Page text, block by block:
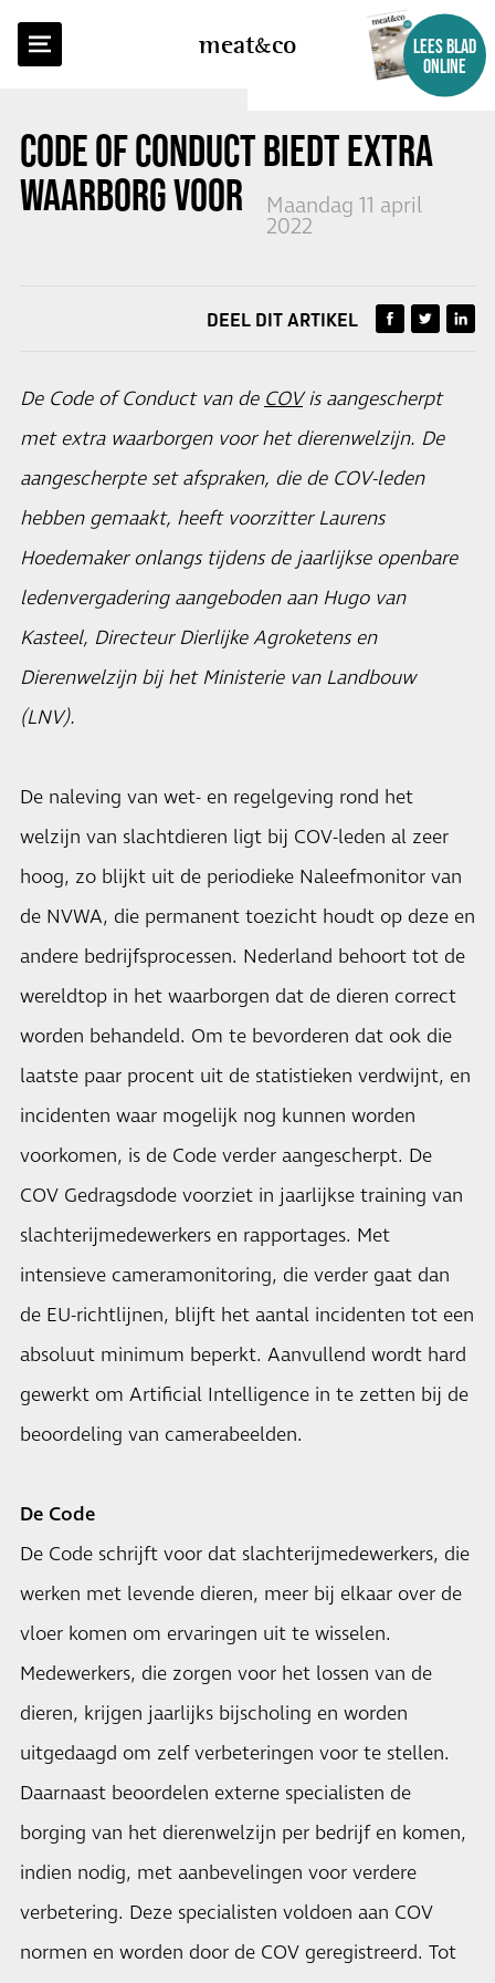
meatco
LEES BLAD
ONLINE
CODE OF CONDUCT BIEDT EXTRA
WAARBORG VOOR DIERENWELZIJN
Maandag 11 april
2022
TERUG NAAR OVERZICHT
DEEL DIT ARTIKEL
De Code of Conduct van deCOVis aangescherpt
met extra waarborgen voor het dierenwelzijn. De
aangescherpte set afspraken, die de COV-leden
hebben gemaakt, heeft voorzitter Laurens
Hoedemaker onlangs tijdens de jaarlijkse openbare
ledenvergadering aangeboden aan Hugo van
Kasteel, Directeur Dierlijke Agroketens en
Dierenwelzijn bij het Ministerie van Landbouw
(LNV).
De naleving van wet- en regelgeving rond het
welzijn van slachtdieren ligt bij COV-leden al zeer
hoog, zo blijkt uit de periodieke Naleefmonitor van
de NVWA, die permanent toezicht houdt op deze en
andere bedrijfsprocessen. Nederland behoort tot de
wereldtop in het waarborgen dat de dieren correct
worden behandeld. Om te bevorderen dat ook die
laatste paar procent uit de statistieken verdwijnt, en
incidenten waar mogelijk nog kunnen worden
voorkomen, is de Code verder aangescherpt. De
COV Gedragsdode voorziet in jaarlijkse training van
slachterijmedewerkers en rapportages. Met
intensieve cameramonitoring, die verder gaat dan
de EU-richtlijnen, blijft het aantal incidenten tot een
absoluut minimum beperkt. Aanvullend wordt hard
gewerkt om Artificial Intelligence in te zetten bij de
beoordeling van camerabeelden.
De Code
De Code schrijft voor dat slachterijmedewerkers, die
werken met levende dieren, meer bij elkaar over de
vloer komen om ervaringen uit te wisselen.
Medewerkers, die zorgen voor het lossen van de
dieren, krijgen jaarlijks bijscholing en worden
uitgedaagd om zelf verbeteringen voor te stellen.
Daarnaast beoordelen externe specialisten de
borging van het dierenwelzijn per bedrijf en komen,
indien nodig, met aanbevelingen voor verdere
verbetering. Deze specialisten voldoen aan COV
normen en worden door de COV geregistreerd. Tot